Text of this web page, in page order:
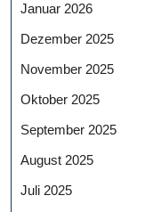
Januar 2026
Dezember 2025
November 2025
Oktober 2025
September 2025
August 2025
Juli 2025